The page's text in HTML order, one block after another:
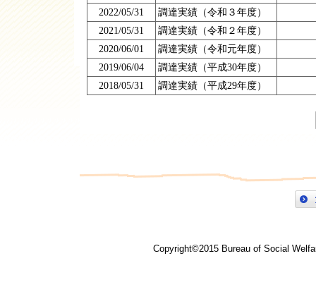
2022/05/31
調達実績（令和３年度）
2021/05/31
調達実績（令和２年度）
2020/06/01
調達実績（令和元年度）
2019/06/04
調達実績（平成30年度）
2018/05/31
調達実績（平成29年度）
Copyright©2015 Bureau of Social